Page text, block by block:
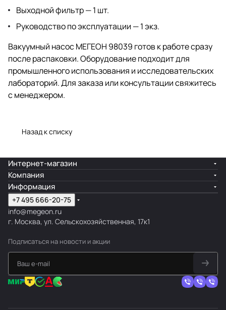
Выходной фильтр — 1 шт.
Руководство по эксплуатации — 1 экз.
Вакуумный насос МЕГЕОН 98039 готов к работе сразу
после распаковки. Оборудование подходит для
промышленного использования и исследовательских
лабораторий. Для заказа или консультации свяжитесь
с менеджером.
Назад к списку
Интернет-магазин
Компания
Информация
+7 495 666-20-75
info@megeon.ru
г. Москва, ул. Сельскохозяйственная, 17к1
Подписаться на новости и акции